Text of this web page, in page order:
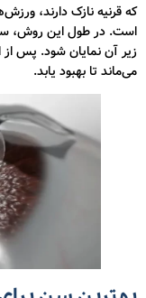
که قرنیه نازک دارند،
است. در طول این روش،
زیر آن نمایان شود. پس
می‌ماند تا بهبود یابد.